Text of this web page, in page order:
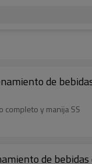
de
y manija SS
de